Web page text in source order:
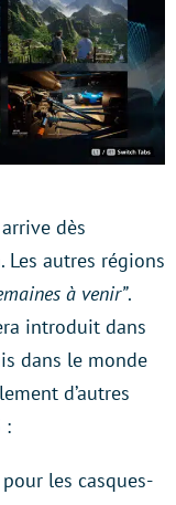
dès
Les autres régions
à venir”.
introduit dans
dans le monde
d’autres
:
les casques-